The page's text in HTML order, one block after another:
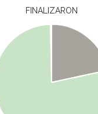
FINALIZARON